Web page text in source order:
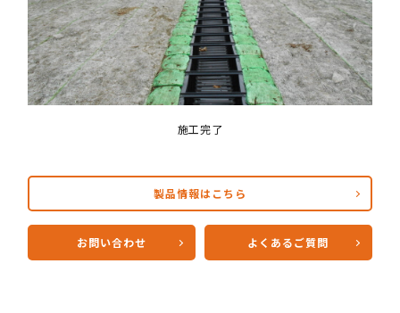
施工完了
製品情報はこちら
お問い合わせ よくあるご質問